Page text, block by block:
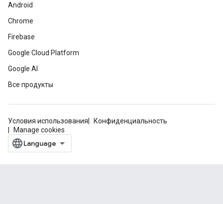
Android
Chrome
Firebase
Google Cloud Platform
Google AI
Все продукты
Условия использования
Конфиденциальность
Manage cookies